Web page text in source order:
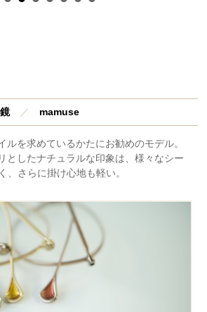
／ mamuse
ルを求めているかたにお勧めのモデル。
としたナチュラルな印象は、様々なシー
、さらに掛け心地も軽い。